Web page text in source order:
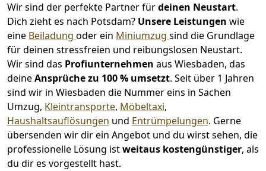
Wir sind der perfekte Partner fürdeinen Neustart.
Dich zieht es nach Potsdam? Unsere Leistungen wie
eine Beiladung oder ein Miniumzug sind die Grundlage
für deinen stressfreien und reibungslosen Neustart.
Wir sind das Profiunternehmen aus Wiesbaden, das
deineAnsprüche zu 100 % umsetzt. Seit über 1 Jahren
sind wir in Wiesbaden die Nummer eins in Sachen
Umzug, Kleintransporte, Möbeltaxi,
Haushaltsauflösungen und Entrümpelungen. Gerne
übersenden wir dir ein Angebot und du wirst sehen, die
professionelle Lösung istweitaus kostengünstiger, als
du dir es vorgestellt hast.